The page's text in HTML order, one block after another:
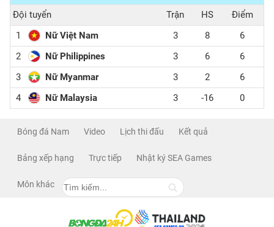
Đội tuyển
Trận HS
Điểm
1
Nữ Việt Nam 3 8
6
2
Nữ Philippines 3 6
6
3
Nữ Myanmar 3 2
6
4
Nữ Malaysia 3 -16 0
Bóng đá Nam Video Lịch thi đấu Kết quả
Bảng xếp hạng Trực tiếp Nhật ký SEA Games
Môn khác